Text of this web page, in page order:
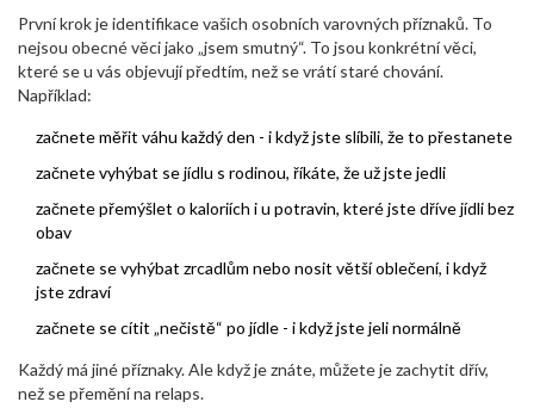
První krok je identifikace vašich osobních varovných příznaků. To
nejsou obecné věci jako „jsem smutný“. To jsou konkrétní věci,
které se u vás objevují předtím, než se vrátí staré chování.
Například:
začnete měřit váhu každý den - i když jste slíbili, že to přestanete
začnete vyhýbat se jídlu s rodinou, říkáte, že už jste jedli
začnete přemýšlet o kaloriích i u potravin, které jste dříve jídli bez
obav
začnete se vyhýbat zrcadlům nebo nosit větší oblečení, i když
jste zdraví
začnete se cítit „nečistě“ po jídle - i když jste jeli normálně
Každý má jiné příznaky. Ale když je znáte, můžete je zachytit dřív,
než se přemění na relaps.